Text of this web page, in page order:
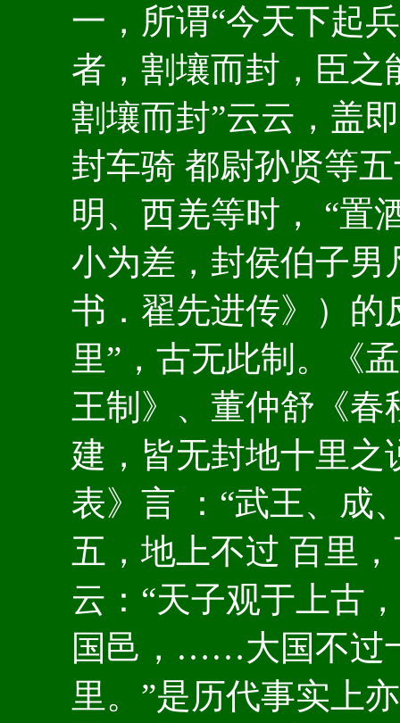
一，所谓“今天下起
者，割壤而封，臣之
割壤而封”云云，盖
封车骑 都尉孙贤等
明、西羌等时， “
小为差，封侯伯子男
书．翟先进传》）的
里”，古无此制。《
王制》、董仲舒《
建，皆无封地十里之
表》言 ：“武王、成
五，地上不过 百里
云：“天子观于上古
国邑，……大国不过
里。”是历代事实上